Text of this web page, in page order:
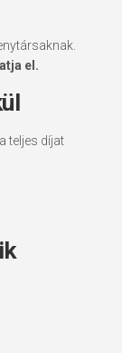
el.
, a teljes díjat